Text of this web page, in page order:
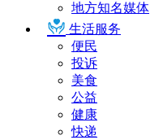
地方知名媒体
生活服务
便民
投诉
美食
公益
健康
快递